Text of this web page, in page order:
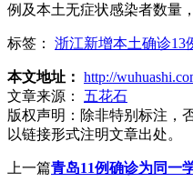
例及本土无症状感染者数量
标签： 浙江新增本土确诊13
本文地址： http://
文章来源：
五花石
版权声明： 除非特别标注，
以链接形式注明文章出处。
上一篇青岛11例确诊为同一